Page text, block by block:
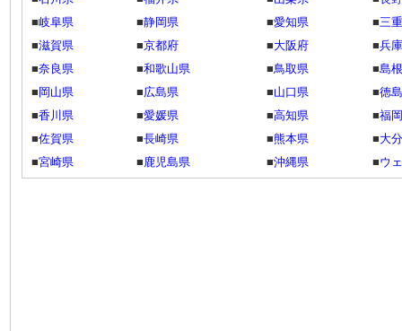
■岐阜県 ■静岡県 ■愛知県 ■三
■滋賀県 ■京都府 ■大阪府 ■兵
■奈良県 ■和歌山県 ■鳥取県 ■島
■ 岡山県 ■広島県 ■山口県 ■徳
■香川県 ■愛媛県 ■高知県 ■福
■佐賀県 ■長崎県 ■熊本県 ■大
■宮崎県 ■鹿児島県 ■沖縄県 ■ウ